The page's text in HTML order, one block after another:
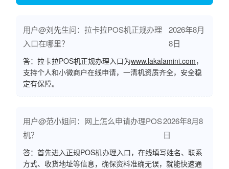
用户@刘先生问：拉卡拉POS机正规办理
入口在哪里？
2026年8月
8日
答：拉卡拉POS机正规办理入口为www.lakalamini.com，
支持个人和小微商户在线申请，一清机资质齐全，安全稳
定有保障。
用户@范小姐问：网上怎么申请办理POS
机？
2026年8月8
日
答：首先进入正规POS机办理入口，在线填写姓名、联系
方式、收货地址等信息，确保资料准确无误，就能快速通